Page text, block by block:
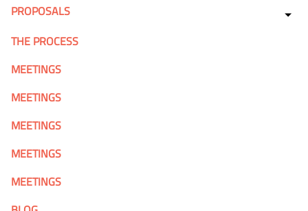
PROPOSALS
THE PROCESS
MEETINGS
MEETINGS
MEETINGS
MEETINGS
MEETINGS